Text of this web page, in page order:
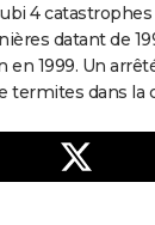
4
datant de
en 1999. Un
termites dans la